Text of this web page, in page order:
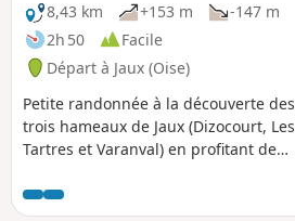
8,43 km
+153 m
-147 m
2h 50
Facile
Départ à Jaux (Oise)
Petite randonnée à la découverte des
trois hameaux de Jaux (Dizocourt, Les
Tartres et Varanval) en profitant de
l'Oise.